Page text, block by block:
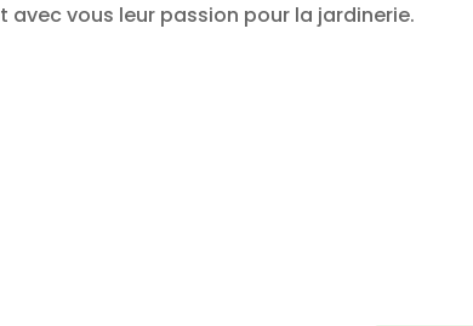
vous leur passion pour la jardinerie.